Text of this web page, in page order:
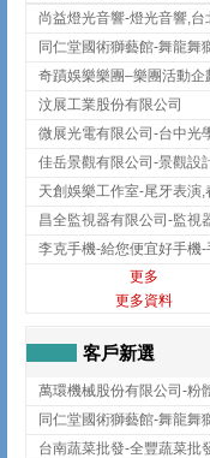
汶展工業股份有限公司
更多
更多資料
客戶新選